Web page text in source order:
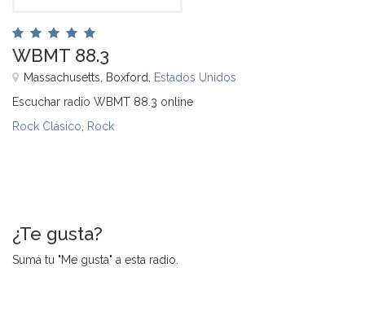
WBMT 88.3
Massachusetts, Boxford, Estados Unidos
Escuchar radio WBMT 88.3 online
Rock Clásico Rock
¿Te gusta?
Sumá tu "Me gusta" a esta radio.